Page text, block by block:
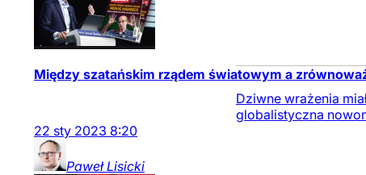
Między szatańskim rządem światowym a
Dziwne wrażenia
globalistyczna
22 sty 2023 8:20
Paweł Lisicki